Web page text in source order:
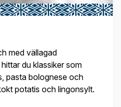
med vällagad
du klassiker som
pasta bolognese och
potatis och lingonsylt.